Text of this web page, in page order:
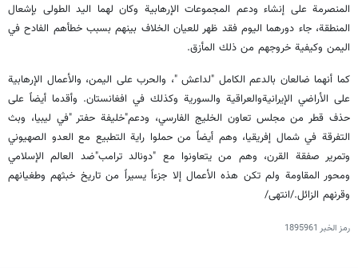
المنصرمة على إنشاء ودعم المجموعات الإرهابية وكان لهما اليد الطولى بإشعال
المنطقة، جاء دورهما اليوم فقد ظهر للعيان الخلاف بينهم بسبب خطأهم الفادح في
اليمن وكيفية خروجهم من ذلك المأزق.
كما أنهما ضالعان بالدعم الكامل "لداعش "، والحرب على اليمن، والأعمال الإرهابية
على الأراضي الإيرانيةوالعراقية والسورية وكذلك في افغانستان. وأقدما أيضاً على
حذف قطر من مجلس تعاون الخليج الفارسي، ودعم"خليفة حفتر "في ليبيا، وبث
التفرقة في شمال إفريقيا، وهم أيضاً من حملوا راية التطبيع مع العدو الصهيوني
وتمرير صفقة القرن، وهم من يتعاونوا مع "دونالد ترامب"ضد العالم الإسلامي
ومحور المقاومة ولم تكن هذه الأعمال إلا جزءاً يسيراً من تاريخ خبثهم وطغيانهم
وقرنهم الزائل./انتهى/
رمز الخبر 1895961